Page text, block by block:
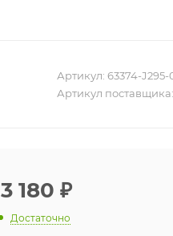
Артикул: 63374-J295-
Артикул поставщика:
3 180 ₽
Достаточно